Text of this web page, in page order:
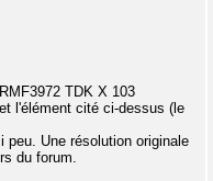
TDK X 103
l'élément cité ci-dessus (le
peu. Une résolution originale
du forum.